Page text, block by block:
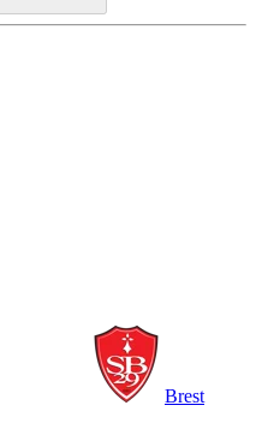
Brest